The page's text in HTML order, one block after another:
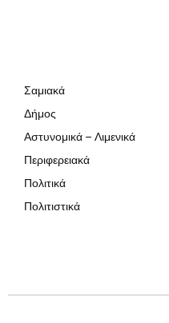
Σαμιακά
Δήμος
Αστυνομικά – Λιμενικά
Περιφερειακά
Πολιτικά
Πολιτιστικά